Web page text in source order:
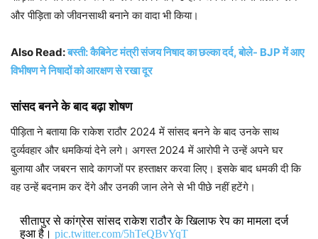
और पीड़िता को जीवनसाथी बनाने का वादा भी किया।
Also Read:बस्ती: कैबिनेट मंत्री संजय निषाद का छल्का दर्द, बोले- BJP में आए
विभीषण ने निषादों को आरक्षण से रखा दूर
सांसद बनने के बाद बढ़ा शोषण
पीड़िता ने बताया कि राकेश राठौर 2024 में सांसद बनने के बाद उनके साथ
दुर्व्यवहार और धमकियां देने लगे। अगस्त 2024 में आरोपी ने उन्हें अपने घर
बुलाया और जबरन सादे कागजों पर हस्ताक्षर करवा लिए। इसके बाद धमकी दी कि
वह उन्हें बदनाम कर देंगे और उनकी जान लेने से भी पीछे नहीं हटेंगे।
सीतापुर से कांग्रेस सांसद राकेश राठौर के खिलाफ रेप का मामला दर्ज
हुआ है। pic.twitter.com/5hTeQBvYqT